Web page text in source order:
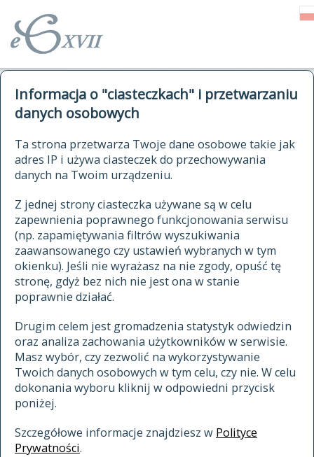
Informacja o "ciasteczkach" i przetwarzaniu
danych osobowych
Ta strona przetwarza Twoje dane osobowe takie jak
adres IP i używa ciasteczek do przechowywania
danych na Twoim urządzeniu.
Z jednej strony ciasteczka używane są w celu
zapewnienia poprawnego funkcjonowania serwisu
(np. zapamiętywania filtrów wyszukiwania
zaawansowanego czy ustawień wybranych w tym
okienku). Jeśli nie wyrażasz na nie zgody, opuść tę
stronę, gdyż bez nich nie jest ona w stanie
poprawnie działać.
Drugim celem jest gromadzenia statystyk odwiedzin
oraz analiza zachowania użytkowników w serwisie.
Masz wybór, czy zezwolić na wykorzystywanie
Twoich danych osobowych w tym celu, czy nie. W celu
dokonania wyboru kliknij w odpowiedni przycisk
poniżej.
Szczegółowe informacje znajdziesz w Polityce
Prywatności.
autorzy Słownika
historia
publikacje
źródła
autorzy tekstów źródłowych
zasady opracowania
statystyki
najnowsze hasła
ostatnio zmodyfikowane hasła
materiały archiwalne
cytowanie
kontakt
kwerendy
jak cytować Słownik
ELEKTRONICZNY SŁOWNIK
JĘZYKA POLSKIEGO
XVII I XVIII WIEKU
znajdź hasła
zaczynające się od